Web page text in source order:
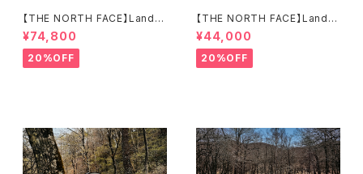
【THE NORTH FACE】Lander
6
¥74,800
20%OFF
【THE NORTH FACE】Lander
2
¥44,000
20%OFF